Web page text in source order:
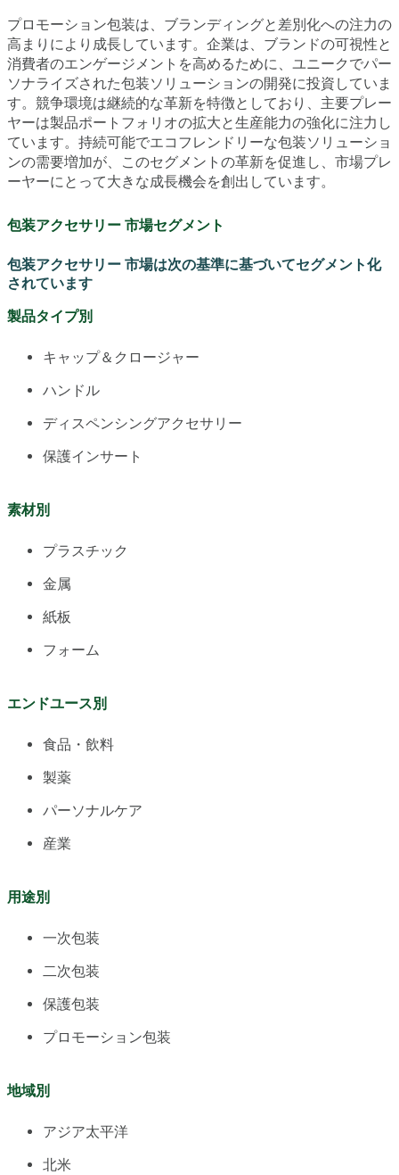
プロモーション包装は、ブランディングと差別化への注力の
高まりにより成長しています。企業は、ブランドの可視性と
消費者のエンゲージメントを高めるために、ユニークでパー
ソナライズされた包装ソリューションの開発に投資していま
す。競争環境は継続的な革新を特徴としており、主要プレー
ヤーは製品ポートフォリオの拡大と生産能力の強化に注力し
ています。持続可能でエコフレンドリーな包装ソリューショ
ンの需要増加が、このセグメントの革新を促進し、市場プレ
ーヤーにとって大きな成長機会を創出しています。
包装アクセサリー 市場セグメント
包装アクセサリー 市場は次の基準に基づいてセグメント化
されています
製品タイプ別
キャップ＆クロージャー
ハンドル
ディスペンシングアクセサリー
保護インサート
素材別
プラスチック
金属
紙板
フォーム
エンドユース別
食品・飲料
製薬
パーソナルケア
産業
用途別
一次包装
二次包装
保護包装
プロモーション包装
地域別
アジア太平洋
北米